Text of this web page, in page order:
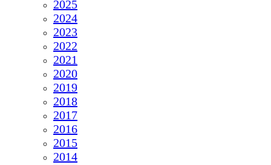
2025
2024
2023
2022
2021
2020
2019
2018
2017
2016
2015
2014